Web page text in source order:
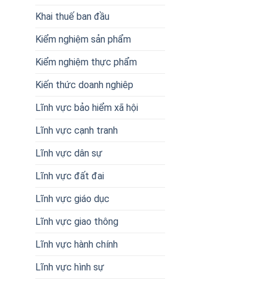
Khai thuế ban đầu
Kiểm nghiệm sản phẩm
Kiểm nghiệm thực phẩm
Kiến thức doanh nghiêp
Lĩnh vực bảo hiểm xã hội
Lĩnh vực cạnh tranh
Lĩnh vực dân sự
Lĩnh vực đất đai
Lĩnh vực giáo dục
Lĩnh vực giao thông
Lĩnh vực hành chính
Lĩnh vực hình sự